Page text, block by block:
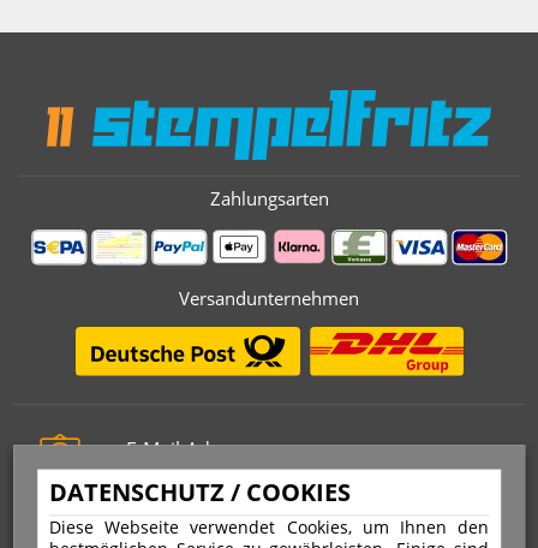
DATENSCHUTZ / COOKIES
Diese Webseite verwendet Cookies, um Ihnen den
Zahlungsarten
Versandunternehmen
E-Mail-Adresse
info@stempelfritz.de
Telefon